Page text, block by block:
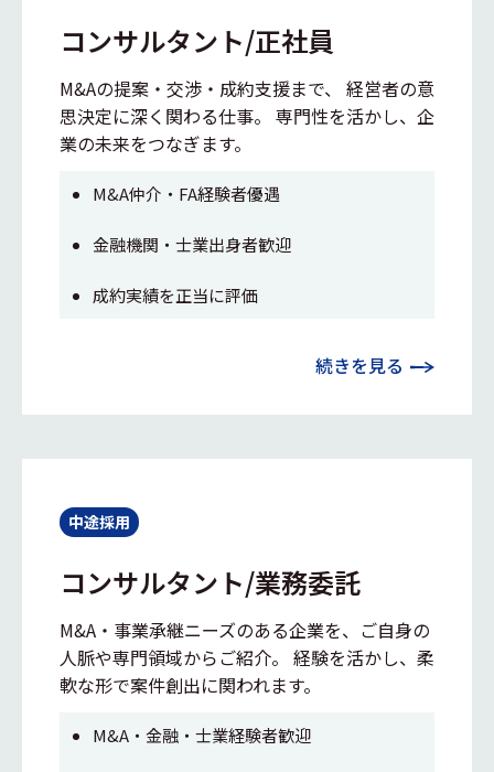
コンサルタント/正社員
M&Aの提案・交渉・成約支援まで、 経営者の意
思決定に深く関わる仕事。 専門性を活かし、企
業の未来をつなぎます。
M&A仲介・FA経験者優遇
金融機関・士業出身者歓迎
成約実績を正当に評価
続きを見る
中途採用
コンサルタント/業務委託
M&A・事業承継ニーズのある企業を、ご自身の
人脈や専門領域からご紹介。 経験を活かし、柔
軟な形で案件創出に関われます。
M&A・金融・士業経験者歓迎